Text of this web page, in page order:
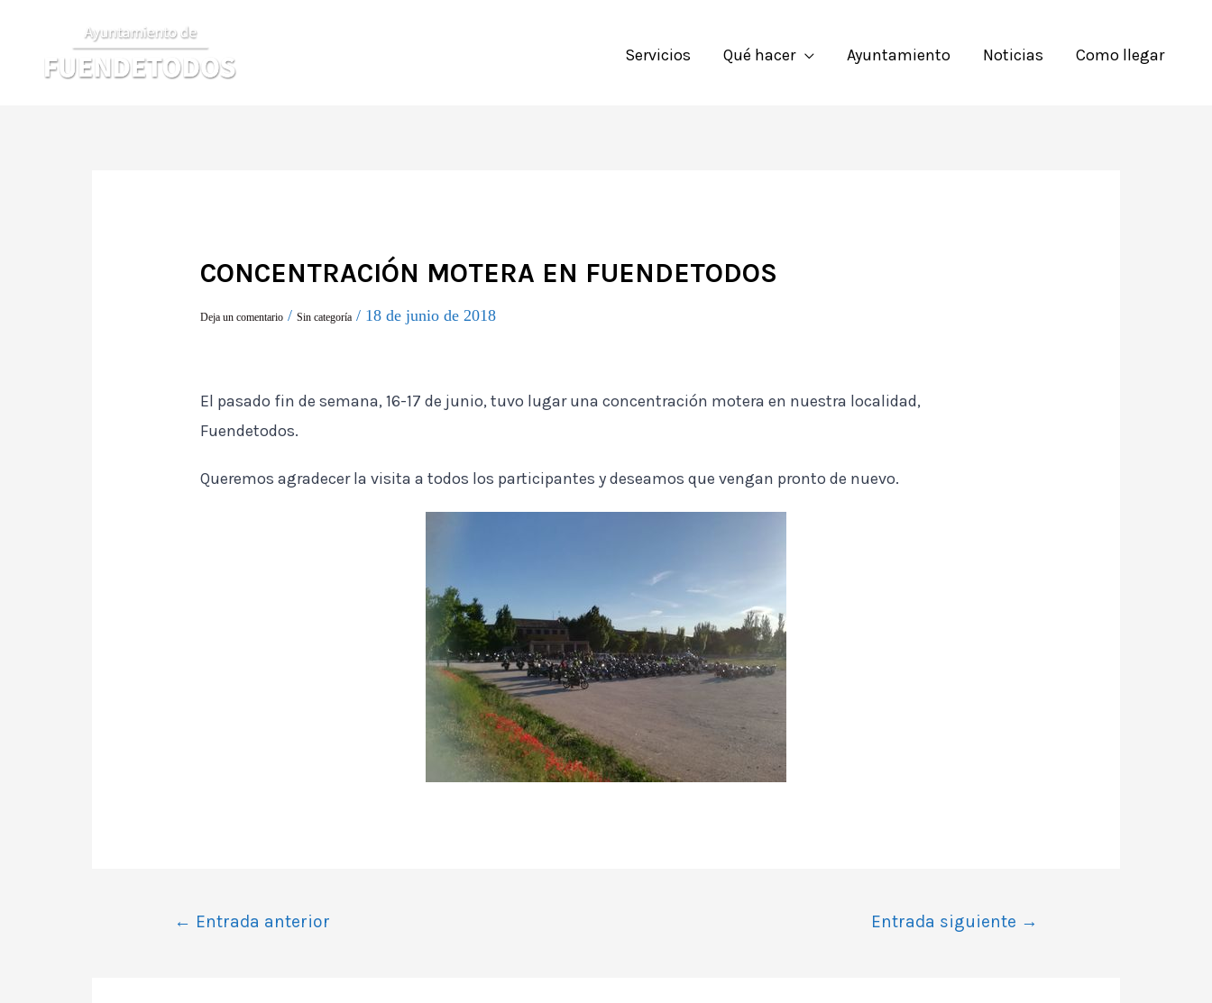
contenido
Servicios Qué hacer Ayuntamiento Noticias Como llegar
CONCENTRACIÓN MOTERA EN FUENDETODOS
Deja un comentario /Sin categoría / 18 de junio de 2018
El pasado fin de semana, 16-17 de junio, tuvo lugar una concentración motera en nuestra localidad,
Fuendetodos.
Queremos agradecer la visita a todos los participantes y deseamos que vengan pronto de nuevo.
Navegación
← Entrada anterior Entrada siguiente →